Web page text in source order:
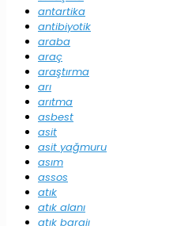
antartika
antibiyotik
araba
araç
araştırma
arı
arıtma
asbest
asit
asit yağmuru
asım
assos
atık
atık alanı
atık barajı